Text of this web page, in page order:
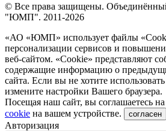
© Все права защищены.
"ЮМП". 2011-2026
«АО «ЮМП» использует файлы
персонализации сервисов и
веб-сайтом. «Cookie» представляют
содержащие информацию о
сайта. Если вы не хотите
измените настройки Вашего браузера.
Посещая наш сайт, вы соглашаетесь
cookie на вашем устройстве. согласен
Авторизация